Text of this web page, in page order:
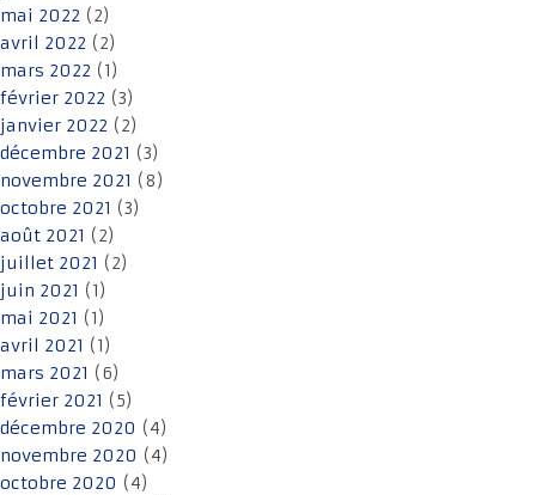
mai 2022 (2)
avril 2022 (2)
mars 2022 (1)
février 2022 (3)
janvier 2022 (2)
décembre 2021 (3)
novembre 2021 (8)
octobre 2021 (3)
août 2021 (2)
juillet 2021 (2)
juin 2021 (1)
mai 2021 (1)
avril 2021 (1)
mars 2021 (6)
février 2021 (5)
décembre 2020 (4)
novembre 2020 (4)
octobre 2020 (4)